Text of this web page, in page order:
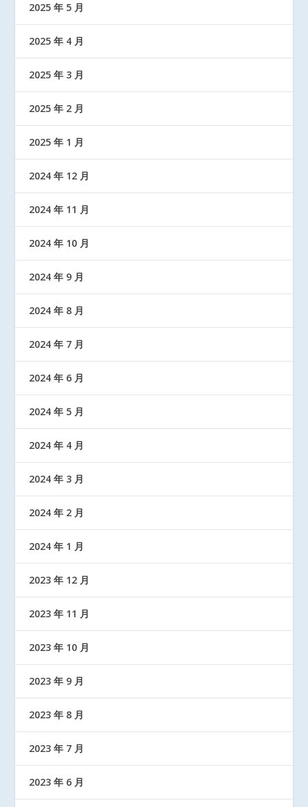
2025 年 5 月
2025 年 4 月
2025 年 3 月
2025 年 2 月
2025 年 1 月
2024 年 12 月
2024 年 11 月
2024 年 10 月
2024 年 9 月
2024 年 8 月
2024 年 7 月
2024 年 6 月
2024 年 5 月
2024 年 4 月
2024 年 3 月
2024 年 2 月
2024 年 1 月
2023 年 12 月
2023 年 11 月
2023 年 10 月
2023 年 9 月
2023 年 8 月
2023 年 7 月
2023 年 6 月